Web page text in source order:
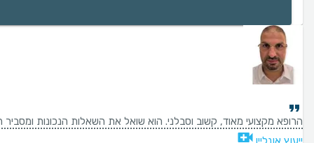
הרופא מקצועי מאוד, קשוב וסבלני. הוא שואל את השאלות הנכונות ומסביר